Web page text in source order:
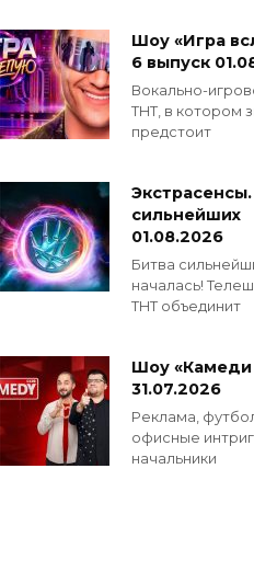
Шоу «Игра
6 выпуск
Вокально-
ТНТ, в котором
предстоит
сильнейших
01.08.2026
Битва
началась!
ТНТ объединит
Шоу «Камеди
31.07.2026
Реклама,
офисные
начальники